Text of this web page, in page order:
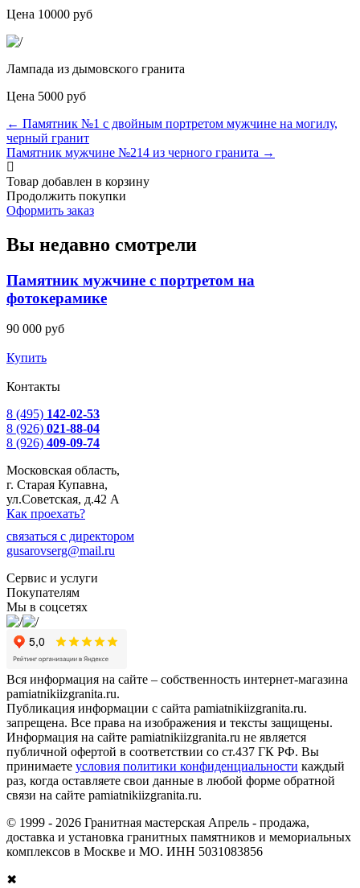
Цена 10000 руб
Лампада из дымовского гранита
Цена 5000 руб
← Памятник №1 с двойным портретом мужчине на могилу,
черный гранит
Памятник мужчине №214 из черного гранита →
Товар добавлен в корзину
Продолжить покупки
Оформить заказ
Вы недавно смотрели
Памятник мужчине с портретом на
фотокерамике
90 000 руб
Купить
Контакты
8 (495) 142-02-53
8 (926) 021-88-04
8 (926) 409-09-74
Московская область,
г. Старая Купавна,
ул.Советская, д.42 А
Как проехать?
связаться с директором
gusarovserg@mail.ru
Сервис и услуги
Покупателям
Мы в соцсетях
Вся информация на сайте – собственность интернет-магазина
pamiatnikiizgranita.ru.
Публикация информации с сайта pamiatnikiizgranita.ru.
запрещена. Все права на изображения и тексты защищены.
Информация на сайте pamiatnikiizgranita.ru не является
публичной офертой в соответствии со ст.437 ГК РФ. Вы
принимаете условия политики конфиденциальности каждый
раз, когда оставляете свои данные в любой форме обратной
связи на сайте pamiatnikiizgranita.ru.
© 1999 - 2026 Гранитная мастерская Апрель - продажа,
доставка и установка гранитных памятников и мемориальных
комплексов в Москве и МО. ИНН 5031083856
✖